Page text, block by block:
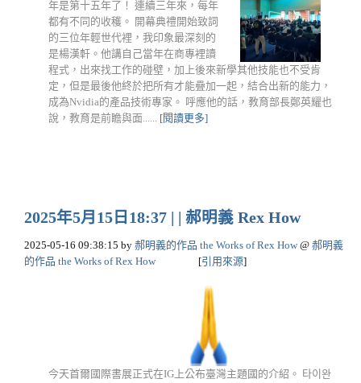
年是第十五年了！ 連續三年來，每年
都有不同的收穫。 開幕典禮開始致詞
的三位年輕世代裡，我印象最深刻的
是楊漢軒。他講自己當年在商專裡讀
程式，出來找工作的碰壁，加上後來新學其他技能也不受肯
定，但是最後他終於把所有才能疊加一起，結合出新的能力，
成為Nvidia的產品技術專家。 呼應他的話，教育部長鄭英耀也
說，教育是前瞻與面...... [閱讀更多]
2025年5月15日18:37 | | 郝明義 Rex How
2025-05-16 09:38:15 by 郝明義的作品 the Works of Rex How@ 郝明義
的作品 the Works of Rex How
[引用來源]
今天首爾國際書展正式在IG上公布臺灣主題國的介紹。 타이완